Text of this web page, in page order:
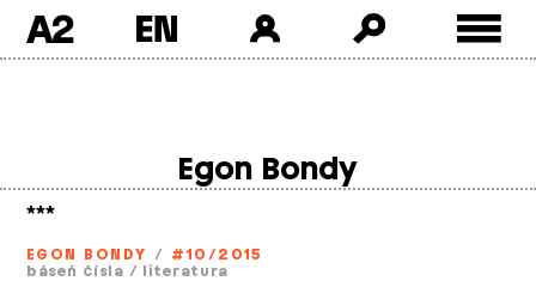
A2
Egon Bondy
***
EGON BONDY / #10/2015
báseň čísla / literatura